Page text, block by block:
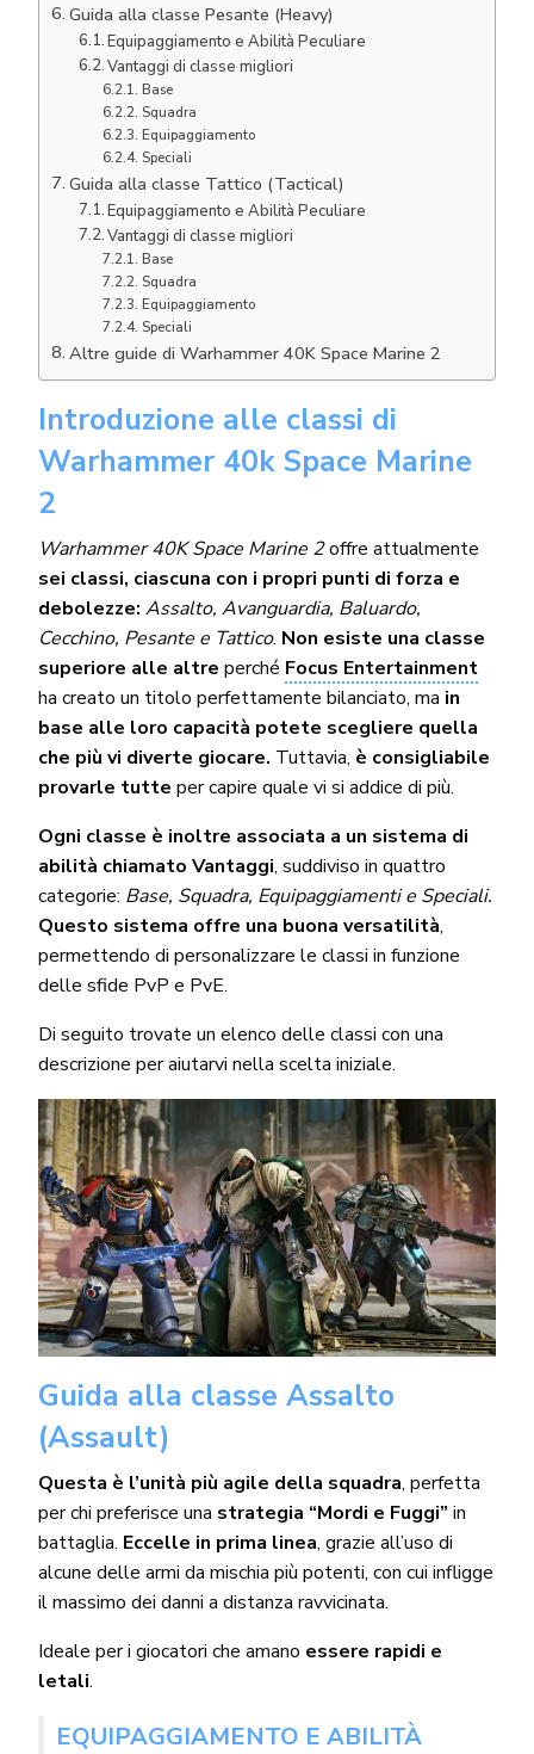
Guida alla classe Pesante (Heavy)
Equipaggiamento e Abilità Peculiare
Vantaggi di classe migliori
Base
Squadra
Equipaggiamento
Speciali
Guida alla classe Tattico (Tactical)
Equipaggiamento e Abilità Peculiare
Vantaggi di classe migliori
Base
Squadra
Equipaggiamento
Speciali
Altre guide di Warhammer 40K Space Marine 2
Introduzione alle classi di
Warhammer 40k Space Marine
2
Warhammer 40K Space Marine 2offre attualmente
sei classi, ciascuna con i propri punti di forza e
debolezze: Assalto, Avanguardia, Baluardo,
Cecchino, Pesante e Tattico. Non esiste una classe
superiore alle altre perché Focus Entertainment
ha creato un titolo perfettamente bilanciato, ma in
base alle loro capacità potete scegliere quella
che più vi diverte giocare. Tuttavia, è consigliabile
provarle tutte per capire quale vi si addice di più.
Ogni classe è inoltre associata a un sistema di
abilità chiamato Vantaggi, suddiviso in quattro
categorie: Base, Squadra, Equipaggiamenti e Speciali.
Questo sistema offre una buona versatilità,
permettendo di personalizzare le classi in funzione
delle sfide PvP e PvE.
Di seguito trovate un elenco delle classi con una
descrizione per aiutarvi nella scelta iniziale.
Guida alla classe Assalto
(Assault)
Questa è l’unità più agile della squadra, perfetta
per chi preferisce una strategia “Mordi e Fuggi” in
battaglia. Eccelle in prima linea, grazie all’uso di
alcune delle armi da mischia più potenti, con cui infligge
il massimo dei danni a distanza ravvicinata.
Ideale per i giocatori che amano essere rapidi e
letali.
EQUIPAGGIAMENTO E ABILITÀ